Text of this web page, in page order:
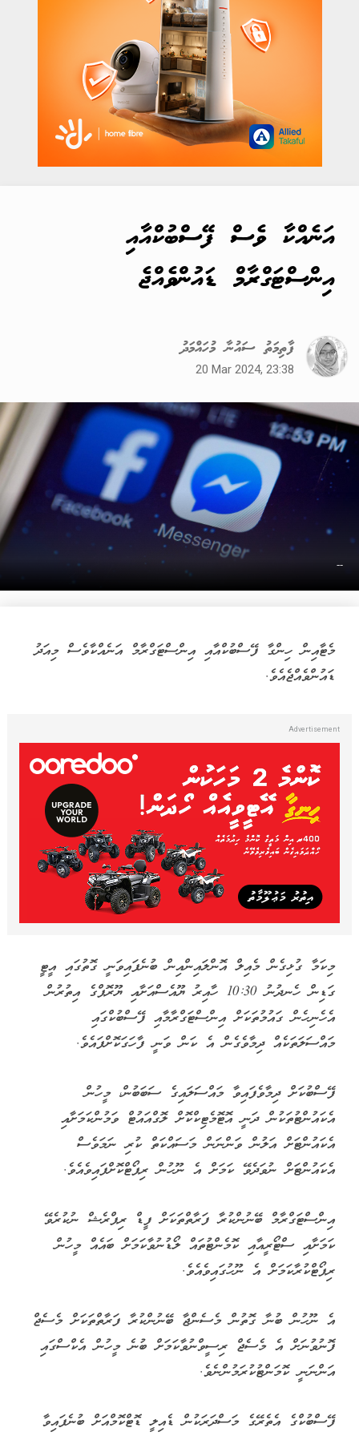
އަނެއްކާ ވެސް ފޭސްބުކްއާއި
އިންސްޓަގްރާމް ޑައުންވެއްޖެ
ފާތިމަތު ސައުނާ މުހައްމަދު
20 Mar 2024, 23:38
--
މެޓާއިން ހިންގާ ފޭސްބުކްއާއި އިންސްޓަގްރާމް އަނެއްކާވެސް މިއަދު
ޑައުންވެއްޖެއެވެ.
މިކަމާ ގުޅިގެން މެއިލް އޮންލައިންއިން ބުނެފައިވަނީ ގޮތުގައި އީޓީ
ގަޑިން ހެނދުނު 10:30 ހާއިރު ޔޫއެސްއަށާއި ޔޫރޮޕްގެ އިތުރުން
އެހެނިހެން ގައުމުތަކަށް އިންސްޓަގްރާމާއި ފޭސްބުކްގައި
މައްސަލަތަކެއް ދިމާވެގެން އެ ކަން ވަނީ ފާހަގަކޮށްފައެވެ.
ފޭސްބުކަށް ދިމާވެފައިވާ މައްސަލައިގެ ސަބަބުން، މީހުން
އެކައުންޓުތަކުން ދަނީ އޮޓޮމެޓިކްކޮށް ލޮގްއައުޓް ވަމުންކަމަށާއި
އެކައުންޓަށް އަލުން ވަންނަން މަސައްކަތް ކުރި ނަމަވެސް
އެކައުންޓަށް ނުވަދެވޭ ކަމަށް އެ ނޫހުން ރިޕޯޓްކޮށްފައިވެއެވެ.
އިންސްޓަގްރާމް ބޭނުންކުރާ ފަރާތްތަކަށް ފީޑް ރިޕްރެޝް ނުކުރެވޭ
ކަމަށާއި ސްޓޯރީއާއި ކޮމެންޓުތައް ލޯޑުނުވާކަމަށް ބައެއް މީހުން
ރިޕޯޓްކުރާކަމަށް އެ ނޫހުގައިވެއެވެ.
އެ ނޫހުން ބުނާ ގޮތުން މެސެންޖާ ބޭނުންކުރާ ފަރާތްތަކަށް މެސެޖް
ފޮނުވުނަށް އެ މެސެޖް ރިސީވްނުވާކަމަށް ބުނެ މީހުން އެކްސްގައި
އަންނަނީ ކޮމަންޓުކުރަމުންނެވެ.
ފޭސްބުކްގެ އެތެރޭގެ މަސްދަރަކުން ޑެއިލީ ޑޮޓްކޮމްއަށް ބުނެފައިވާ